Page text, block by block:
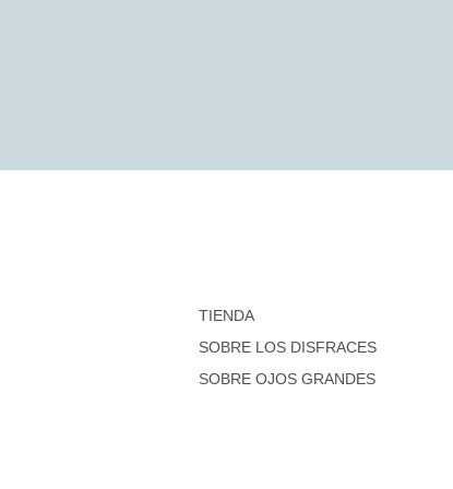
TIENDA
SOBRE LOS DISFRACES
SOBRE OJOS GRANDES